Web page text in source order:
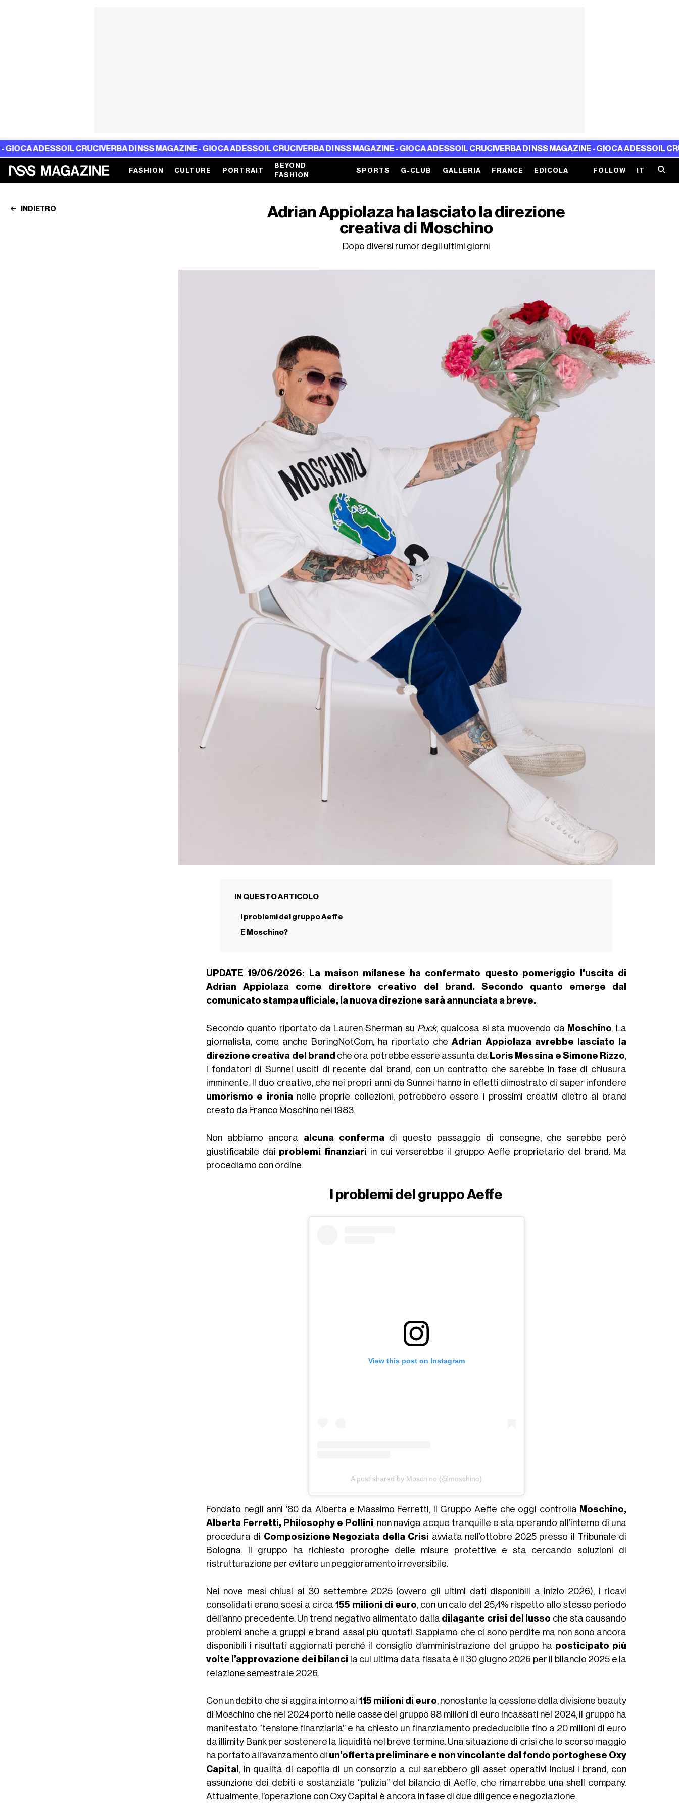
ADESSOIL CRUCIVERBA DI NSS MAGAZINE - GIOCA ADESSOIL CRUCIVERBA DI NSS MAGAZINE - GIOCA ADESSOIL CRUCIVERBA DI NSS MAGAZINE - GIOCA ADESSOIL
FASHION CULTURE PORTRAIT
BEYOND
FASHION
SPORTS G-CLUB GALLERIA FRANCE EDICOLA FOLLOW IT
INDIETRO
Adrian Appiolaza ha lasciato la direzione
creativa di Moschino
Dopo diversi rumor degli ultimi giorni
IN QUESTO ARTICOLO
I problemi del gruppo Aeffe
E Moschino?
UPDATE 19/06/2026: La maison milanese ha confermato questo pomeriggio l'uscita di
Adrian Appiolaza come direttore creativo del brand. Secondo quanto emerge dal
comunicato stampa ufficiale, la nuova direzione sarà annunciata a breve.
Secondo quanto riportato da Lauren Sherman su Puck, qualcosa si sta muovendo da Moschino. La
giornalista, come anche BoringNotCom, ha riportato cheAdrian Appiolaza avrebbe lasciato la
direzione creativa del brand che ora potrebbe essere assunta da Loris Messina e Simone Rizzo,
i fondatori di Sunnei usciti di recente dal brand, con un contratto che sarebbe in fase di chiusura
imminente. Il duo creativo, che nei propri anni da Sunnei hanno in effetti dimostrato di saper infondere
umorismo e ironia nelle proprie collezioni, potrebbero essere i prossimi creativi dietro al brand
creato da Franco Moschino nel 1983.
Non abbiamo ancora alcuna conferma di questo passaggio di consegne, che sarebbe però
giustificabile dai problemi finanziari in cui verserebbe il gruppo Aeffe proprietario del brand. Ma
procediamo con ordine.
I problemi del gruppo Aeffe
View this post on Instagram
A post shared by Moschino (@moschino)
Fondato negli anni ’80 da Alberta e Massimo Ferretti, il Gruppo Aeffe che oggi controlla Moschino,
Alberta Ferretti, Philosophy e Pollini , non naviga acque tranquille e sta operando all’interno di una
procedura di Composizione Negoziata della Crisi avviata nell’ottobre 2025 presso il Tribunale di
Bologna. Il gruppo ha richiesto proroghe delle misure protettive e sta cercando soluzioni di
ristrutturazione per evitare un peggioramento irreversibile.
Nei nove mesi chiusi al 30 settembre 2025 (ovvero gli ultimi dati disponibili a inizio 2026), i ricavi
consolidati erano scesi a circa 155 milioni di euro, con un calo del 25,4% rispetto allo stesso periodo
dell’anno precedente. Un trend negativo alimentato dalla dilagante crisi del lusso che sta causando
problemi anche a gruppi e brand assai più quotati. Sappiamo che ci sono perdite ma non sono ancora
disponibili i risultati aggiornati perché il consiglio d’amministrazione del gruppo ha posticipato più
volte l’approvazione dei bilanci la cui ultima data fissata è il 30 giugno 2026 per il bilancio 2025 e la
relazione semestrale 2026.
Con un debito che si aggira intorno ai 115 milioni di euro, nonostante la cessione della divisione beauty
di Moschino che nel 2024 portò nelle casse del gruppo 98 milioni di euro incassati nel 2024, il gruppo ha
manifestato “tensione finanziaria” e ha chiesto un finanziamento prededucibile fino a 20 milioni di euro
da illimity Bank per sostenere la liquidità nel breve termine. Una situazione di crisi che lo scorso maggio
ha portato all’avanzamento di un’offerta preliminare e non vincolante dal fondo portoghese Oxy
Capital , in qualità di capofila di un consorzio a cui sarebbero gli asset operativi inclusi i brand, con
assunzione dei debiti e sostanziale “pulizia” del bilancio di Aeffe, che rimarrebbe una shell company.
Attualmente, l’operazione con Oxy Capital è ancora in fase di due diligence e negoziazione.